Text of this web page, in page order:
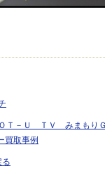
Ｔ－Ｕ ＴＶ みまもり
取事例
る